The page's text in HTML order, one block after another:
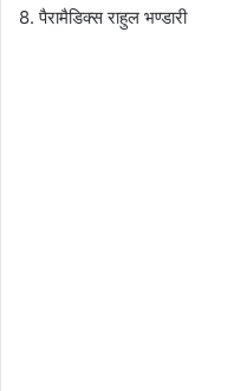
8. पैरामैडिक्स राहुल भण्डारी